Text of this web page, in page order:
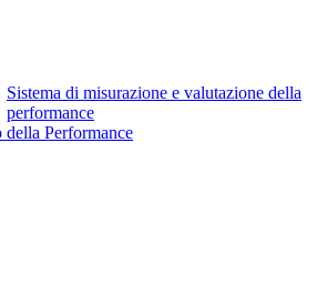
Sistema di misurazione e valutazione della
performance
della Performance